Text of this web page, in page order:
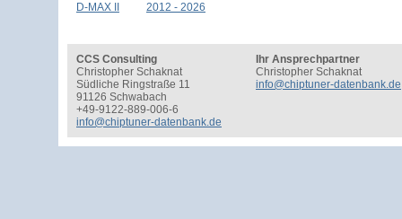
D-MAX II
2012 - 2026
CCS Consulting
Christopher Schaknat
Südliche Ringstraße 11
91126 Schwabach
+49-9122-889-006-6
info@chiptuner-datenbank.de
Ihr Ansprechpartner
Christopher Schaknat
info@chiptuner-datenbank.de